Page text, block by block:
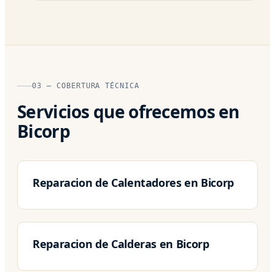
03 — COBERTURA TÉCNICA
Servicios que ofrecemos en
Bicorp
Reparacion de Calentadores en Bicorp
Reparacion de Calderas en Bicorp